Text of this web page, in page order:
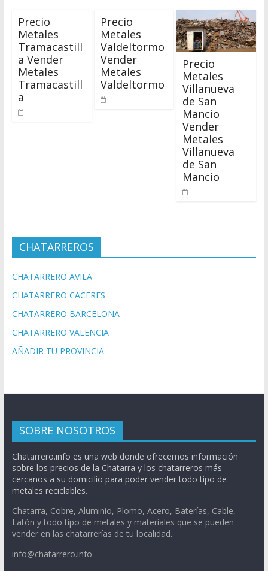
Precio
Metales
Tramacastill
a Vender
Metales
Tramacastill
a
Precio
Metales
Valdeltormo
Vender
Metales
Valdeltormo
Precio
Metales
Villanueva
de San
Mancio
Vender
Metales
Villanueva
de San
Mancio
CHATARREROS
CHATARRERO AVILA
CHATARRERO CACERES
CHATARRERO BARCELONA
CHATARRERO VALENCIA
AÑADIR TU PROVINCIA
SOBRE NOSOTROS
Chatarrero.info es una web donde ofrecemos información
sobre los precios de la Chatarra y los chatarreros más
cercanos a su domicilio para poder vender todo tipo de
metales reciclables.
Chatarra, Cobre, Aluminio, Plomo, Acero, Baterías, Cable,
Latón y todo tipo de metales y materiales que se pueden
vender en las chatarrerías de tu localidad.
info@chatarrero.info